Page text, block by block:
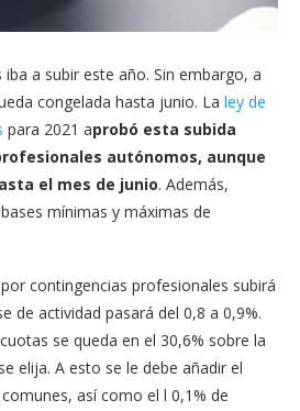
a subir este año. Sin embargo, a
congelada hasta junio. La ley de
para 2021 aprobó esta subida
autónomos, aunque
el mes de junio. Además,
mínimas y máximas de
contingencias profesionales subirá
de actividad pasará del 0,8 a 0,9%.
se queda en el 30,6% sobre la
elija. A esto se le debe añadir el
así como el l 0,1% de